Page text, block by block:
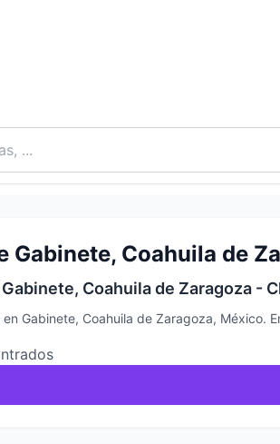
Gabinete, Coahuila de
Coahuila de Zaragoza -
Gabinete, Coahuila de Zaragoza,